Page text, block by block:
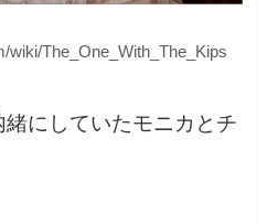
wiki/The_One_With_The_Kips
にしていたモニカとチ